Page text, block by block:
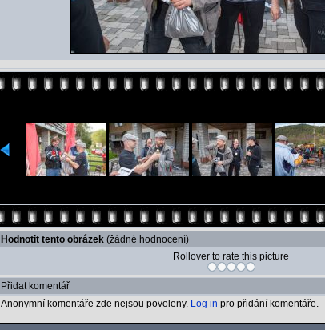
Hodnotit tento obrázek (žádné hodnocení)
Rollover to rate this picture
Přidat komentář
Anonymní komentáře zde nejsou povoleny. Log in pro přidání komentáře.